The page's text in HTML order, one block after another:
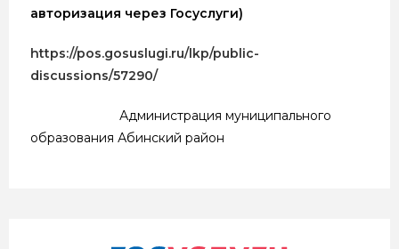
авторизация через Госуслуги)
https://pos.gosuslugi.ru/lkp/public-
discussions/57290/
Администрация муниципального
образования Абинский район